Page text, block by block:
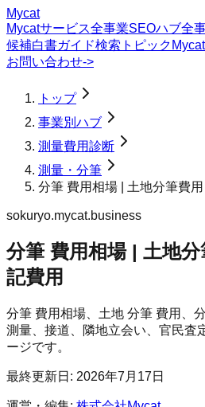
Mycat
Mycatサービス全事業SEOハブ全
候補白書ガイド検索トピック
お問い合わせ->
トップ
事業別ハブ
測量費用診断
測量・分筆
分筆 費用相場 | 土地分筆費
sokuryo.mycat.business
分筆 費用相場 | 土地
記費用
分筆 費用相場、土地 分筆 費用、
測量、接道、隣地立会い、官民査
ージです。
最終更新日: 2026年7月17日